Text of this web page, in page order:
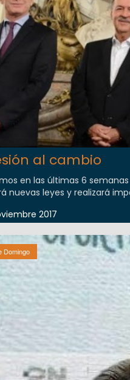
al cambio
en las últimas 6
nuevas leyes y realizará
2017
Domingo